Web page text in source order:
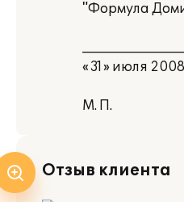
"Формула
«31» июля 2008
М. П.
Отзыв клиента